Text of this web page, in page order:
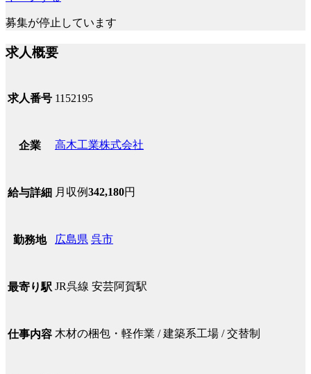
募集が停止しています
求人概要
求人番号 1152195
企業 高木工業株式会社
給与詳細 月収例342,180円
勤務地 広島県 呉市
最寄り駅 JR呉線 安芸阿賀駅
仕事内容 木材の梱包・軽作業 / 建築系工場 / 交替制